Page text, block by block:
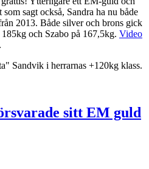
sagt också, Sandra ha nu både
2013. Både silver och brons gick
och Szabo på 167,5kg. Video
Sandvik i herrarnas +120kg klass.
sitt EM guld